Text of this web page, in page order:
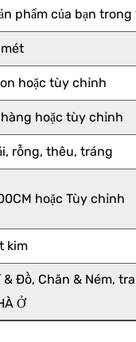
phẩm của bạn trong
hoặc tùy chỉnh
hoặc tùy chỉnh
rỗng, thêu, tráng
hoặc Tùy chỉnh
kim
Đồ, Chăn & Ném,
Ở